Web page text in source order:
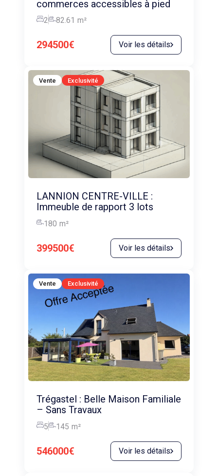
commerces accessibles à pied
2 82.61 m²
294500€ Voir les détails
Vente Exclusivité
LANNION CENTRE-VILLE :
Immeuble de rapport 3 lots
180 m²
399500€ Voir les détails
Vente Exclusivité
Trégastel : Belle Maison Familiale
– Sans Travaux
5 145 m²
546000€ Voir les détails